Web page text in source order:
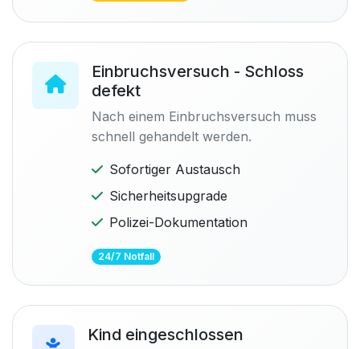
Einbruchsversuch - Schloss
defekt
Nach einem Einbruchsversuch muss
schnell gehandelt werden.
Sofortiger Austausch
Sicherheitsupgrade
Polizei-Dokumentation
24/7 Notfall
Kind eingeschlossen